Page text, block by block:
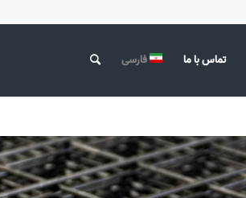
تماس با ما فارسی